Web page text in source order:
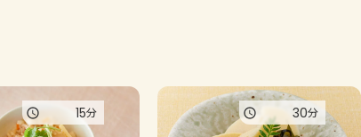
レシピ
15分 30分